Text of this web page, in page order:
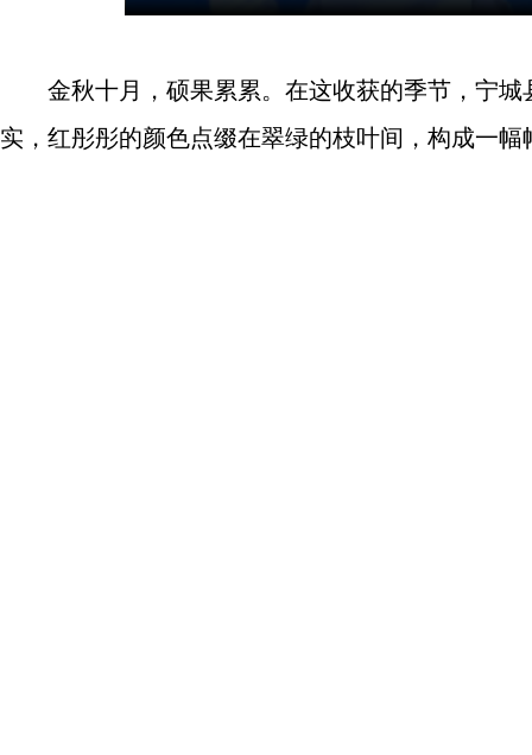
金秋十月，硕果累累。在这收获的季节，宁城
实，红彤彤的颜色点缀在翠绿的枝叶间，构成一